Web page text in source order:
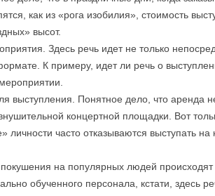
как из «рога изобилия», стоимость
высот.
Здесь речь идет не только
К примеру, идет ли речь о
выступления. Понятное дело, что аренда
концертной площадки. Вот
личности часто отказываются выступать
на популярных людей происходят
обученного персонала, кстати, здесь